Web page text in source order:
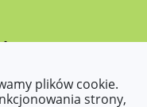
plików cookie.
strony,